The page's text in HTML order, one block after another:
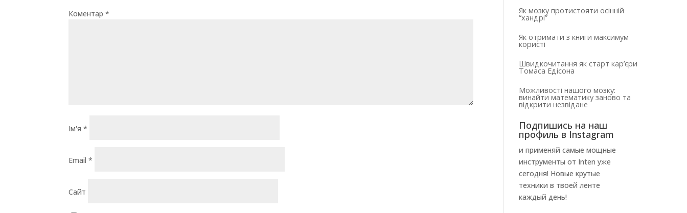
Коментар*
Ім'я*
Email*
Сайт
Як мозку протистояти осінній
“хандрі”
Як отримати з книги максимум
користі
Швидкочитання як старт кар’єри
Томаса Едісона
Можливості нашого мозку:
винайти математику заново та
відкрити незвідане
Подпишись на наш
профиль в Instagram
и применяй самые мощные
инструменты от Inten уже
сегодня! Новые крутые
техники в твоей ленте
каждый день!